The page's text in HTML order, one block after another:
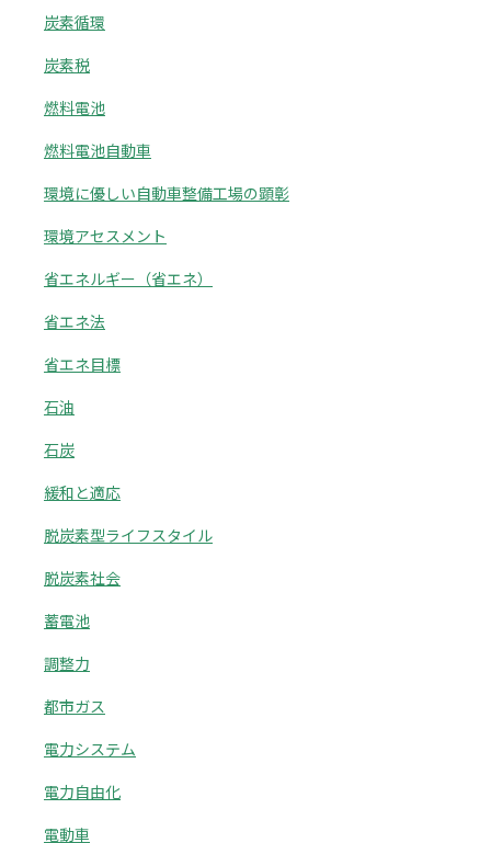
炭素循環
炭素税
燃料電池
燃料電池自動車
環境に優しい自動車整備工場の顕彰
環境アセスメント
省エネルギー（省エネ）
省エネ法
省エネ目標
石油
石炭
緩和と適応
脱炭素型ライフスタイル
脱炭素社会
蓄電池
調整力
都市ガス
電力システム
電力自由化
電動車